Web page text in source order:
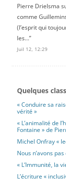
On peut certes
de la laïcité
pluralité des
états-unien,
maint préjugé.
Sur les
Publié le 9 mai
Diaporama
Dans le
mystiques de
schème raciste
l’homologation
Pierre Drielsma
comme
(l’esprit qui
les…”
Juil 12, 12:29
Quelques
« Conduire sa
vérité »
« L’animalité de
Fontaine » de
Michel Onfray «
Nous n’avons
« L’Immunité, la
L’écriture «